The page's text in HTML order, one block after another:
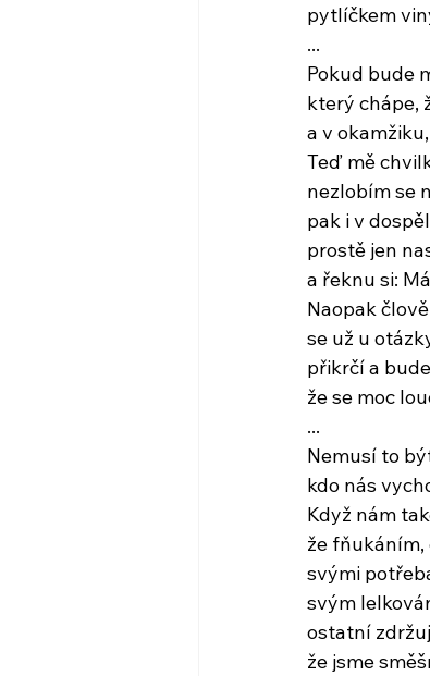
pytlíčkem
...
Pokud bude
který chápe,
a v
Teď mě
nezlobím se
pak i v
prostě jen
a řeknu si:
Naopak
se už u
přikrčí a
že se moc
...
Nemusí to
kdo nás
Když nám
že fňukáním,
svými
svým
ostatní
že jsme